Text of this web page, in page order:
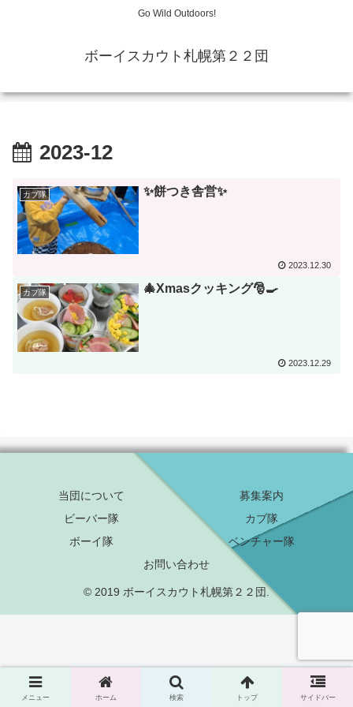
Go Wild Outdoors!
ボーイスカウト札幌第２２団
2023-12
カブ隊 ✨餅つき舎営✨
2023.12.30
カブ隊 🎄Xmasクッキング🎅🍳
2023.12.29
当団について
募集案内
ビーバー隊
カブ隊
ボーイ隊
ベンチャー隊
お問い合わせ
© 2019 ボーイスカウト札幌第２２団.
メニュー ホーム 検索 トップ サイドバー